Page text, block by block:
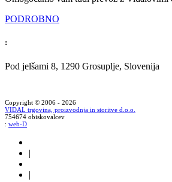
PODROBNO
:
Pod jelšami 8, 1290 Grosuplje, Slovenija
Copyright © 2006 - 2026
VIDAL trgovina, proizvodnja in storitve d.o.o.
754674 obiskovalcev
: web-D
|
|